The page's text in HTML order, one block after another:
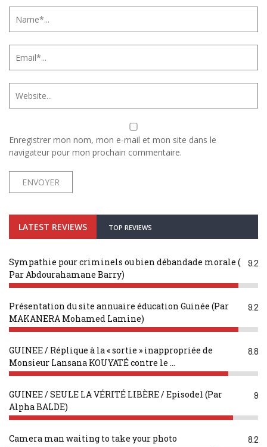
Enregistrer mon nom, mon e-mail et mon site dans le
navigateur pour mon prochain commentaire.
LATEST REVIEWS TOP REVIEWS
Sympathie pour criminels ou bien débandade morale (
Par Abdourahamane Barry)
9.2
Présentation du site annuaire éducation Guinée (Par
MAKANERA Mohamed Lamine)
9.2
GUINEE / Réplique à la « sortie » inappropriée de
Monsieur Lansana KOUYATÉ contre le ...
8.8
GUINEE / SEULE LA VÉRITÉ LIBÈRE / Episode1 (Par
Alpha BALDE)
9
Camera man waiting to take your photo 8.2